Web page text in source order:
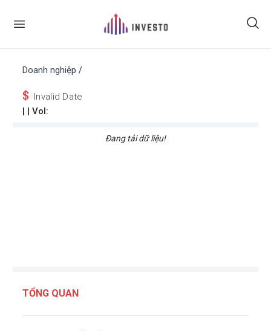
Doanh nghiệp /
$ Invalid Date
| | Vol:
Đang tải dữ liệu!
TỔNG QUAN